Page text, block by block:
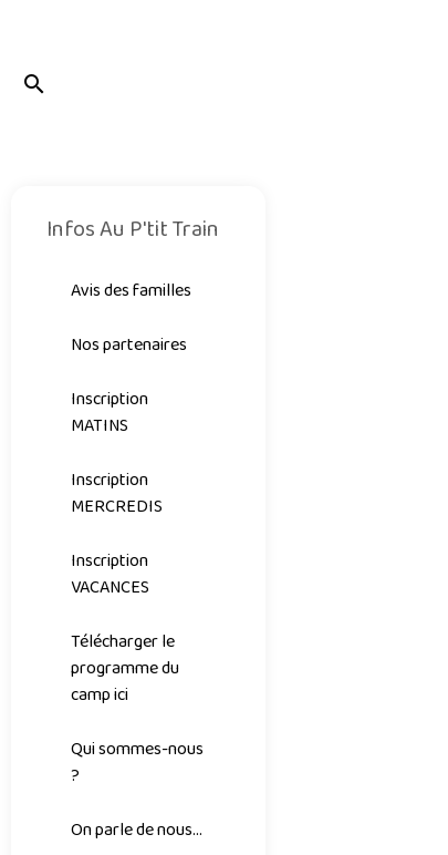
Infos Au P'tit Train
Avis des familles
Nos partenaires
Inscription
MATINS
Inscription
MERCREDIS
Inscription
VACANCES
Télécharger le
programme du
camp ici
Qui sommes-nous
?
On parle de nous...